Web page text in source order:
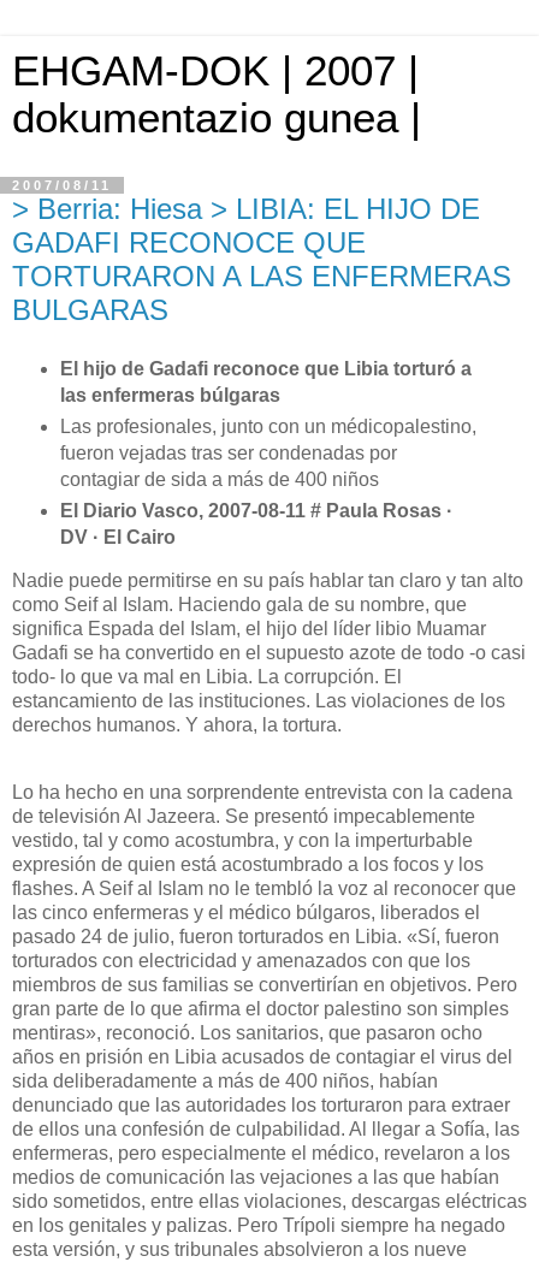
EHGAM-DOK | 2007 |
dokumentazio gunea |
2007/08/11
> Berria: Hiesa > LIBIA: EL HIJO DE
GADAFI RECONOCE QUE
TORTURARON A LAS ENFERMERAS
BULGARAS
El hijo de Gadafi reconoce que Libia torturó a
las enfermeras búlgaras
Las profesionales, junto con un médicopalestino,
fueron vejadas tras ser condenadas por
contagiar de sida a más de 400 niños
El Diario Vasco, 2007-08-11 # Paula Rosas ·
DV · El Cairo
Nadie puede permitirse en su país hablar tan claro y tan alto
como Seif al Islam. Haciendo gala de su nombre, que
significa Espada del Islam, el hijo del líder libio Muamar
Gadafi se ha convertido en el supuesto azote de todo -o casi
todo- lo que va mal en Libia. La corrupción. El
estancamiento de las instituciones. Las violaciones de los
derechos humanos. Y ahora, la tortura.
Lo ha hecho en una sorprendente entrevista con la cadena
de televisión Al Jazeera. Se presentó impecablemente
vestido, tal y como acostumbra, y con la imperturbable
expresión de quien está acostumbrado a los focos y los
flashes. A Seif al Islam no le tembló la voz al reconocer que
las cinco enfermeras y el médico búlgaros, liberados el
pasado 24 de julio, fueron torturados en Libia. «Sí, fueron
torturados con electricidad y amenazados con que los
miembros de sus familias se convertirían en objetivos. Pero
gran parte de lo que afirma el doctor palestino son simples
mentiras», reconoció. Los sanitarios, que pasaron ocho
años en prisión en Libia acusados de contagiar el virus del
sida deliberadamente a más de 400 niños, habían
denunciado que las autoridades los torturaron para extraer
de ellos una confesión de culpabilidad. Al llegar a Sofía, las
enfermeras, pero especialmente el médico, revelaron a los
medios de comunicación las vejaciones a las que habían
sido sometidos, entre ellas violaciones, descargas eléctricas
en los genitales y palizas. Pero Trípoli siempre ha negado
esta versión, y sus tribunales absolvieron a los nueve